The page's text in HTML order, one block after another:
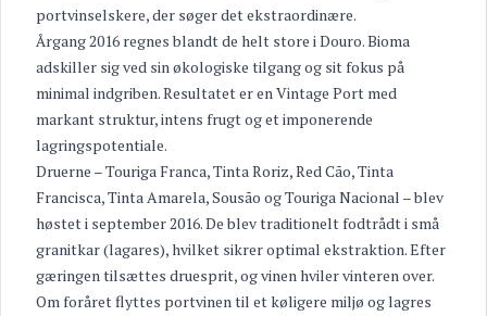
portvinselskere, der søger det ekstraordinære.
Årgang 2016 regnes blandt de helt store i Douro. Bioma
adskiller sig ved sin økologiske tilgang og sit fokus på
minimal indgriben. Resultatet er en Vintage Port med
markant struktur, intens frugt og et imponerende
lagringspotentiale.
Druerne – Touriga Franca, Tinta Roriz, Red Cão, Tinta
Francisca, Tinta Amarela, Sousão og Touriga Nacional – blev
høstet i september 2016. De blev traditionelt fodtrådt i små
granitkar (lagares), hvilket sikrer optimal ekstraktion. Efter
gæringen tilsættes druesprit, og vinen hviler vinteren over.
Om foråret flyttes portvinen til et køligere miljø og lagres